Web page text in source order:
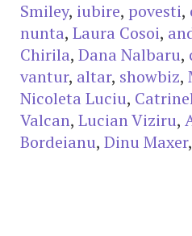
Smiley, iubire, povesti,
nunta, Laura Cosoi,
Chirila, Dana Nalbaru,
vantur, altar, showbiz,
Nicoleta Luciu,
Valcan, Lucian Viziru,
Bordeianu, Dinu Maxer,